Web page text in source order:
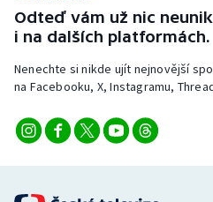
Odteď vám už nic
i na dalších platformách.
Nenechte si nikde ujít nejnovější
na Facebooku, X, Instagramu,